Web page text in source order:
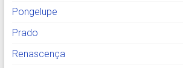
Pongelupe
Prado
Renascença